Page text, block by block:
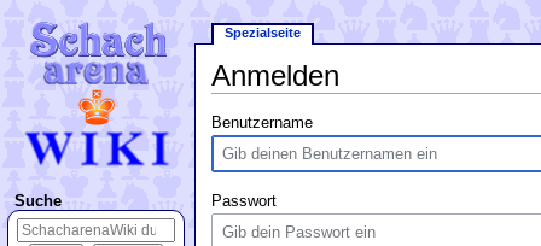
Anmelden
Benutzername
Passwort
Spezialseite
Suche